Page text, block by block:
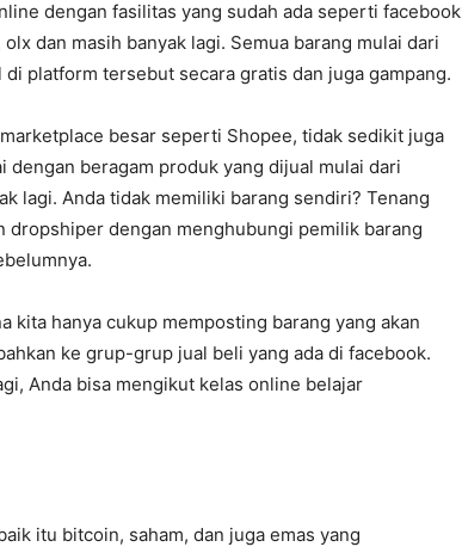
dengan fasilitas yang sudah ada seperti facebook
dan masih banyak lagi. Semua barang mulai dari
platform tersebut secara gratis dan juga gampang.
besar seperti Shopee, tidak sedikit juga
beragam produk yang dijual mulai dari
lagi. Anda tidak memiliki barang sendiri? Tenang
dropshiper dengan menghubungi pemilik barang
kita hanya cukup memposting barang yang akan
ke grup-grup jual beli yang ada di facebook.
Anda bisa mengikut kelas online belajar
itu bitcoin, saham, dan juga emas yang